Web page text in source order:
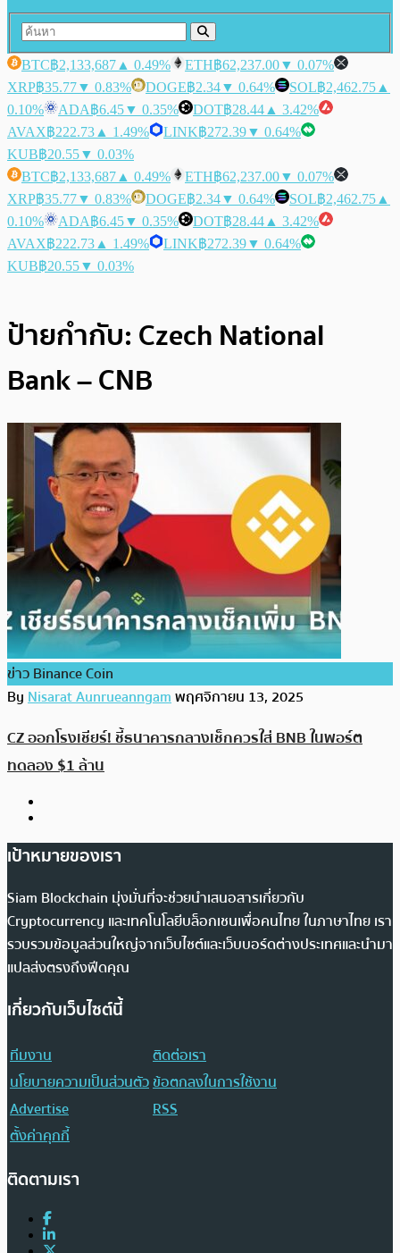
BTC฿2,133,687 ▲ 0.49% ETH฿62,237.00▼ 0.07%
XRP฿35.77▼ 0.83% DOGE฿2.34▼ 0.64% SOL฿2,462.75 ▲
0.10%
ADA฿6.45▼ 0.35% DOT฿28.44 ▲ 3.42%
AVAX฿222.73 ▲ 1.49% LINK฿272.39▼ 0.64%
KUB฿20.55▼ 0.03%
BTC฿2,133,687 ▲ 0.49% ETH฿62,237.00▼ 0.07%
XRP฿35.77▼ 0.83% DOGE฿2.34▼ 0.64% SOL฿2,462.75 ▲
0.10%
ADA฿6.45▼ 0.35% DOT฿28.44 ▲ 3.42%
AVAX฿222.73 ▲ 1.49% LINK฿272.39▼ 0.64%
KUB฿20.55▼ 0.03%
ป้ายกำกับ: Czech National
Bank – CNB
ข่าว Binance Coin
ByNisarat Aunrueanngamพฤศจิกายน 13, 2025
CZ ออกโรงเชียร์! ชี้ธนาคารกลางเช็กควรใส่ BNB ในพอร์ต
ทดลอง $1 ล้าน
เป้าหมายของเรา
Siam Blockchain มุ่งมั่นที่จะช่วยนำเสนอสารเกี่ยวกับ
Cryptocurrency และเทคโนโลยีบล็อกเชนเพื่อคนไทย ในภาษาไทย เรา
รวบรวมข้อมูลส่วนใหญ่จากเว็บไซต์และเว็บบอร์ดต่างประเทศและนำมา
แปลส่งตรงถึงฟีดคุณ
เกี่ยวกับเว็บไซต์นี้
ทีมงาน
ติดต่อเรา
นโยบายความเป็นส่วนตัวข้อตกลงในการใช้งาน
Advertise
RSS
ตั้งค่าคุกกี้
ติดตามเรา